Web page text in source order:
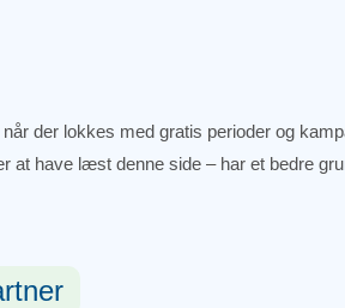
der lokkes med gratis perioder og
at have læst denne side – har et bedre